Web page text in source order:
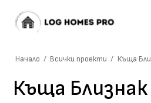
Начало / Всички проекти / Къща
Къща Близнак